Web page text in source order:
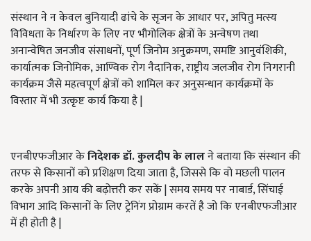
संस्थान ने न केवल बुनियादी ढांचे के सृजन के आधार पर, अपितु मत्स्य
विविधता के निर्धारण के लिए नए भौगोलिक क्षेत्रों के अन्वेषण तथा
अनान्वेषित जनजीव संसाधनों, पूर्ण जिनोम अनुक्रमण, समष्टि आनुवंशिकी,
कार्यात्मक जिनोमिक, आण्विक रोग नैदानिक, राष्ट्रीय जलजीव रोग निगरानी
कार्यक्रम जैसे महत्वपूर्ण क्षेत्रों को शामिल कर अनुसन्धान कार्यक्रमों के
विस्तार में भी उत्कृष्ट कार्य किया है |
एनबीएफजीआर केनिदेशक डॉ. कुलदीप के लालने बताया कि संस्थान की
तरफ से किसानों को प्रशिक्षण दिया जाता है, जिससे कि वो मछली पालन
करके अपनी आय की बढ़ोत्तरी कर सकें | समय समय पर नाबार्ड, सिंचाई
विभाग आदि किसानों के लिए ट्रेनिंग प्रोग्राम करतें है जो कि एनबीएफजीआर
में ही होती है |